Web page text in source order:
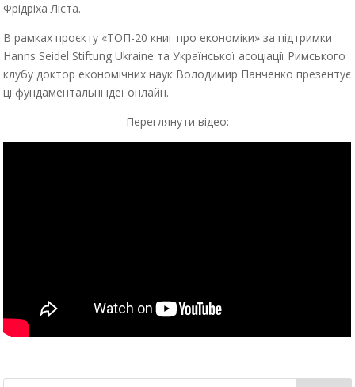
Фрідріха Ліста.
В рамках проєкту «ТОП-20 книг про економіки» за підтримки
Hanns Seidel Stiftung Ukraine та Української асоціації Римського
клубу доктор економічних наук Володимир Панченко презентує
ці фундаментальні ідеї онлайн.
Переглянути відео: